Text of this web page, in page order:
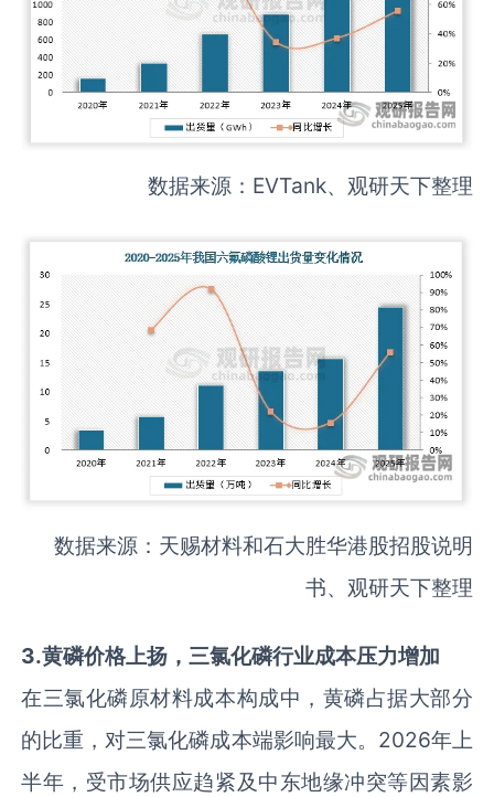
数据来源：EVTank、观研天下整理
数据来源：天赐材料和石大胜华港股招股说明
书、观研天下整理
3.黄磷价格上扬，三氯化磷行业成本压力增加
在三氯化磷原材料成本构成中，黄磷占据大部分
的比重，对三氯化磷成本端影响最大。2026年上
半年，受市场供应趋紧及中东地缘冲突等因素影